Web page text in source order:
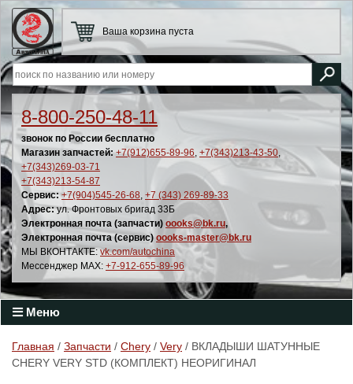
8-800-250-48-11
звонок по России бесплатно
Магазин запчастей: +7(912)655-89-96, +7(343)213-43-50,
+7(343)269-03-71
+7(343)213-54-87
Сервис: +7(904)545-26-68, +7 (343) 269-89-33
Адрес:ул. Фронтовых бригад 33Б
Электронная почта (запчасти) oooks@bk.ru,
Электронная почта (сервис) oooks-master@bk.ru
МЫ ВКОНТАКТЕ: vk.com/autochina
Мессенджер MAX: +7-912-655-89-96
Ваша корзина пуста
Меню
Главная / Запчасти / Chery / Very / ВКЛАДЫШИ ШАТУННЫЕ
CHERY VERY STD (КОМПЛЕКТ) НЕОРИГИНАЛ